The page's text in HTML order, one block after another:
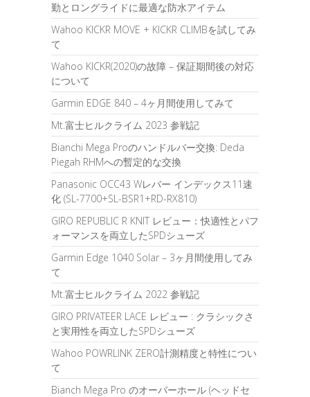
勤とロングライドに最適な防水アイテム
Wahoo KICKR MOVE + KICKR CLIMBを試してみ
て
Wahoo KICKR(2020)の故障 – 保証期間後の対応
について
Garmin EDGE 840 – 4ヶ月間使用してみて
Mt.富士ヒルクライム 2023 参戦記
Bianchi Mega Proのハンドルバー交換: Deda
Piegah RHMへの暫定的な交換
Panasonic OCC43 Wレバー インデックス11速
化 (SL-7700+SL-BSR1+RD-RX810)
GIRO REPUBLIC R KNIT レビュー：快適性とパフ
ォーマンスを両立したSPDシューズ
Garmin Edge 1040 Solar – 3ヶ月間使用してみ
て
Mt.富士ヒルクライム 2022 参戦記
GIRO PRIVATEER LACE レビュー : クラシックさ
と実用性を両立したSPDシューズ
Wahoo POWRLINK ZERO計測精度と特性につい
て
Bianch Mega Pro のオーバーホール (ヘッドセ